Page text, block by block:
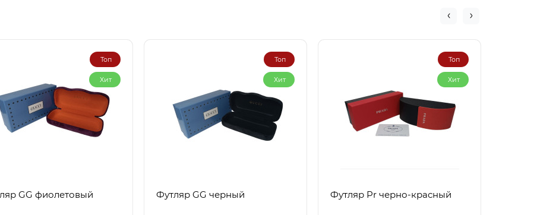
Топ
Хит
GG фиолетовый
Топ
Хит
Футляр GG черный
Топ
Хит
Футляр Pr черно-красный